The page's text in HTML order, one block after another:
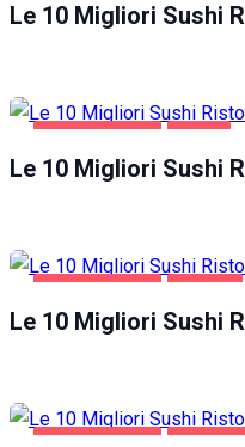
Le 10 Migliori Sushi
Le 10 Migliori Sushi
Le 10 Migliori Sushi